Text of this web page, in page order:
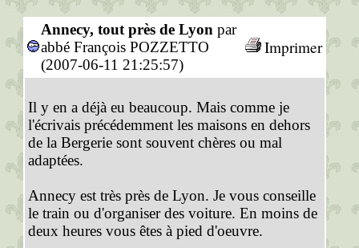
Annecy, tout près de Lyon par
abbé François POZZETTO
(2007-06-11 21:25:57)
Imprimer
Il y en a déjà eu beaucoup. Mais comme je
l'écrivais précédemment les maisons en dehors
de la Bergerie sont souvent chères ou mal
adaptées.
Annecy est très près de Lyon. Je vous conseille
le train ou d'organiser des voiture. En moins de
deux heures vous êtes à pied d'oeuvre.